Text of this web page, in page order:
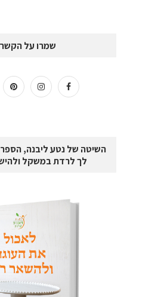
שמרו על הקשר
השיטה של נטע ליבנה, הספר
לך לרדת במשקל